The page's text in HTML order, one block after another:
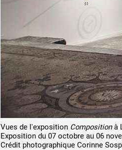
Vues de l'exposition Compositionà
Exposition du 07 octobre au 06
Crédit photographique Corinne